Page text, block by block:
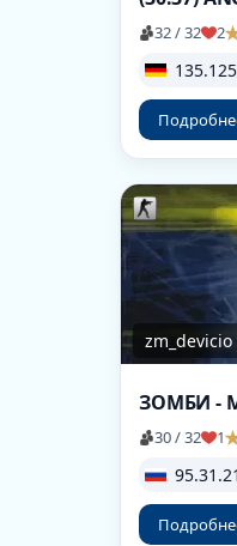
32 / 32 2
zm_devicio
ЗОМБИ -
30 / 32 1